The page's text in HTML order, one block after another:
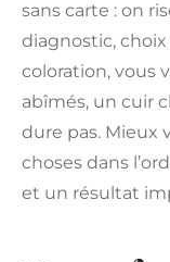
sans carte : on
diagnostic, choix
coloration, vous
abîmés, un cuir
dure pas. Mieux
choses dans
et un résultat